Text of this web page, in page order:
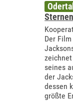
Der
seines
der
dessen
größte